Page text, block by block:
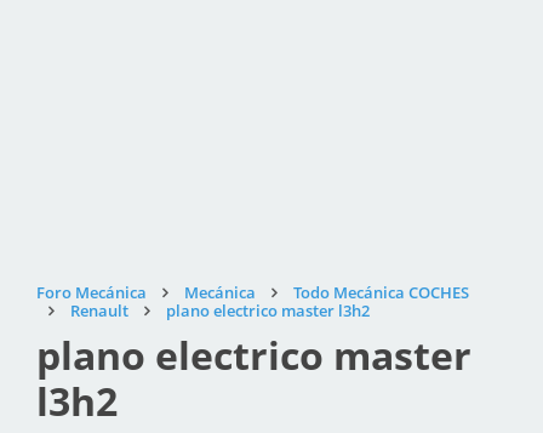
Foro Mecánica Mecánica
Todo Mecánica COCHES
Renault
plano electrico master l3h2
plano electrico master
l3h2